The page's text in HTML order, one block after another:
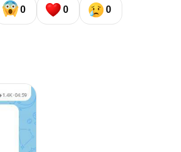
0 0 0